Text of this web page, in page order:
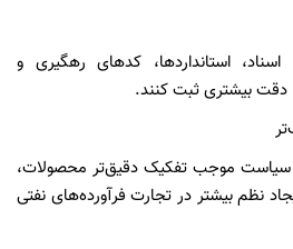
استانداردها، کدهای رهگیری و
بیشتری ثبت کنند.
موجب تفکیک دقیق‌تر محصولات،
نظم بیشتر در تجارت فرآورده‌های نفتی